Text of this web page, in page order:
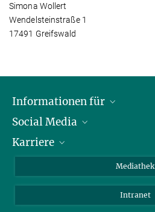
Simona Wollert
Wendelsteinstraße 1
17491 Greifswald
Informationen für
Journalisten
Schule
Social Media
LinkedIn
Karriere
Mediathek
Intranet